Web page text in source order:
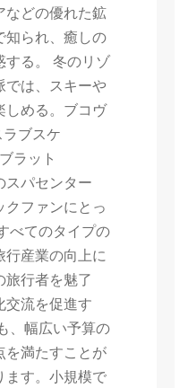
などの優れた鉱
知られ、癒しの
する。 冬のリゾ
では、スキーや
しめる。ブコヴ
ブスケ
ラット
スパセンター
クファンにとっ
べてのタイプの
行産業の向上に
行者を魅了
交流を促進す
、幅広い予算の
を満たすことが
ます。小規模で